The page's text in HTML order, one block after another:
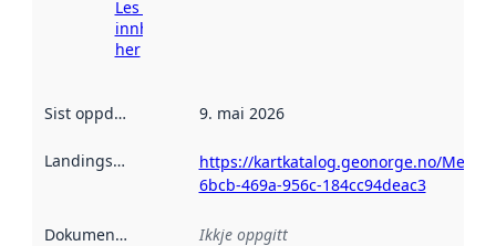
Les meir om
innhenting
her
Sist oppdatert 9. mai 2026
Landingsside
https://kartkatalog.geonorge.no/
6bcb-469a-956c-184cc94deac3
Dokumentasjon Ikkje oppgitt